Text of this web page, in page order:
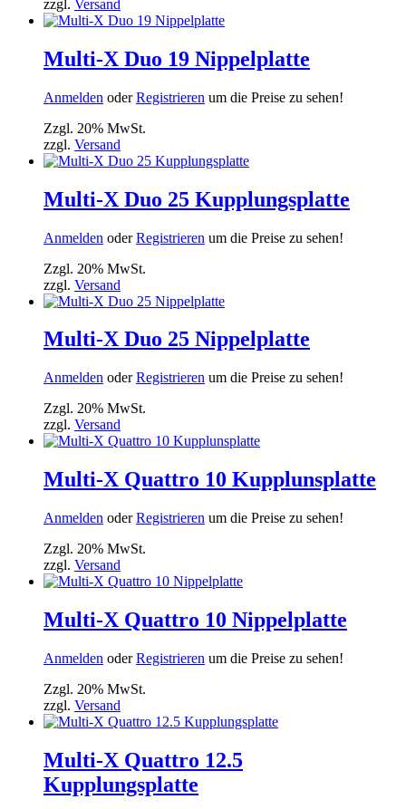
zzgl. Versand
Multi-X Duo 19 Nippelplatte
Anmelden oderRegistrieren um die Preise zu sehen!
Zzgl. 20% MwSt.
zzgl. Versand
Multi-X Duo 25 Kupplungsplatte
Anmelden oderRegistrieren um die Preise zu sehen!
Zzgl. 20% MwSt.
zzgl. Versand
Multi-X Duo 25 Nippelplatte
Anmelden oderRegistrieren um die Preise zu sehen!
Zzgl. 20% MwSt.
zzgl. Versand
Multi-X Quattro 10 Kupplunsplatte
Anmelden oderRegistrieren um die Preise zu sehen!
Zzgl. 20% MwSt.
zzgl. Versand
Multi-X Quattro 10 Nippelplatte
Anmelden oderRegistrieren um die Preise zu sehen!
Zzgl. 20% MwSt.
zzgl. Versand
Multi-X Quattro 12.5
Kupplungsplatte